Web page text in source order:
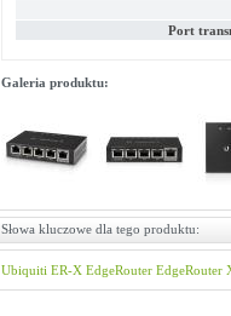
Port
Galeria produktu:
Słowa kluczowe dla tego produktu:
Ubiquiti ER-X EdgeRouter EdgeRouter